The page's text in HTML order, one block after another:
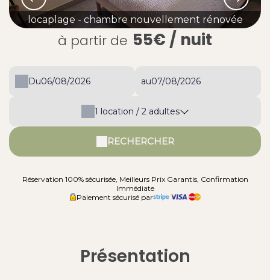
locaplage - chambre nouvellement rénovée
à partir de 55€ / nuit
Du au
1 location / 2 adultes
RECHERCHER
Réservation 100% sécurisée, Meilleurs Prix Garantis, Confirmation
Immédiate
Paiement sécurisé par
Présentation